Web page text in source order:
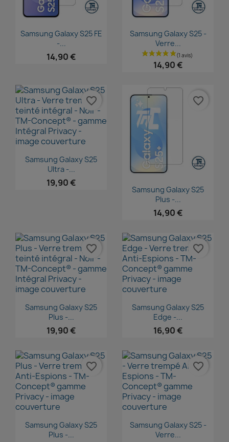
Aperçu rapide
Samsung Galaxy S25 FE
-...
14,90 €
Aperçu rapide
Samsung Galaxy S25 -
Verre...
14,90 €
Aperçu rapide
Samsung Galaxy S25
Ultra -...
19,90 €
favorite_border
Aperçu rapide
Samsung Galaxy S25
Plus -...
14,90 €
favorite_border
Aperçu rapide
Samsung Galaxy S25
Plus -...
19,90 €
favorite_border
Aperçu rapide
Samsung Galaxy S25
Edge -...
16,90 €
favorite_border
Aperçu rapide
Samsung Galaxy S25
Plus -...
favorite_border
Aperçu rapide
Samsung Galaxy S25 -
Verre...
favorite_border